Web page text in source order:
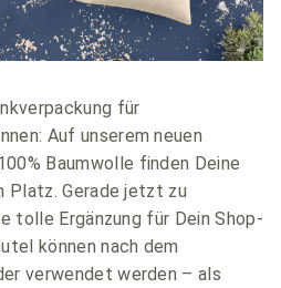
für
Auf unserem neuen
Baumwolle finden Deine
Platz. Gerade jetzt zu
tolle Ergänzung für Dein Shop-
können nach dem
verwendet werden – als